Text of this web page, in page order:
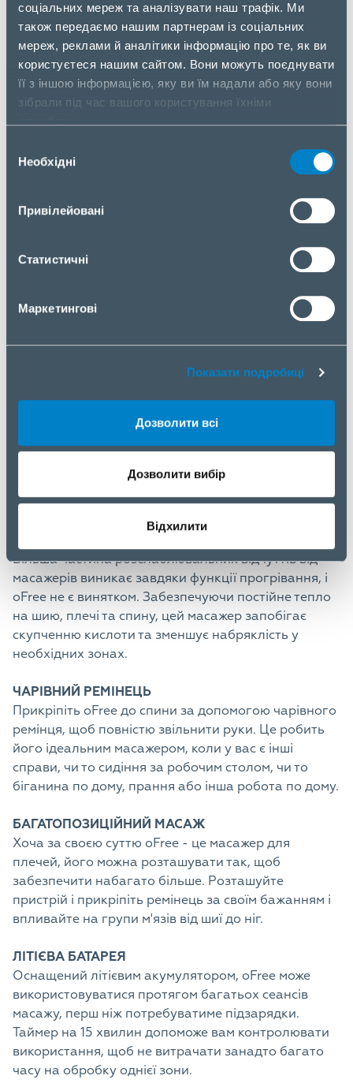
соціальних мереж та аналізувати наш трафік. Ми
також передаємо нашим партнерам із соціальних
мереж, реклами й аналітики інформацію про те, як ви
користуєтеся нашим сайтом. Вони можуть поєднувати
її з іншою інформацією, яку ви їм надали або яку вони
зібрали під час вашого користування їхніми
згоди
Необхідні
Привілейовані
Статистичні
Маркетингові
Показати подробиці
Дозволити всі
Дозволити вибір
Відхилити
Висота упаковки
55 см
Вага упаковки
13.65 кг
Вага без упаковки
1.2 кг
Рівень параметра
3
Масажер NAIPO MGS-2301
Цей розумний масажер для плечей оптимізує
коли він вам найбільше потрібен. Потужний і
надійний, він дає змогу не турбуватися про те, що
ви витратите зайве зусилля, встановивши його на
потрібний рівень інтенсивності.
ІМІТУЄ РУКИ МАСАЖИСТА
Кожен масажний прилад претендує на те, щоб
додаткові масажні вузли, які висуваються нижче
спини і виконують роботу великих пальців рук
розминання, і ви одразу відчуєте, що перебуваєте в
надійних руках.
Більша частина розслаблювальних відчуттів від
масажерів виникає завдяки функції прогрівання, і
oFree не є винятком. Забезпечуючи постійне тепло
на шию, плечі та спину, цей масажер запобігає
скупченню кислоти та зменшує набряклість у
необхідних зонах.
ЧАРІВНИЙ РЕМІНЕЦЬ
Прикріпіть oFree до спини за допомогою чарівного
ремінця, щоб повністю звільнити руки. Це робить
його ідеальним масажером, коли у вас є інші
справи, чи то сидіння за робочим столом, чи то
біганина по дому, прання або інша робота по дому.
БАГАТОПОЗИЦІЙНИЙ МАСАЖ
Хоча за своєю суттю oFree - це масажер для
плечей, його можна розташувати так, щоб
забезпечити набагато більше. Розташуйте
пристрій і прикріпіть ремінець за своїм бажанням і
впливайте на групи м'язів від шиї до ніг.
ЛІТІЄВА БАТАРЕЯ
Оснащений літієвим акумулятором, oFree може
використовуватися протягом багатьох сеансів
масажу, перш ніж потребуватиме підзарядки.
Таймер на 15 хвилин допоможе вам контролювати
використання, щоб не витрачати занадто багато
часу на обробку однієї зони.